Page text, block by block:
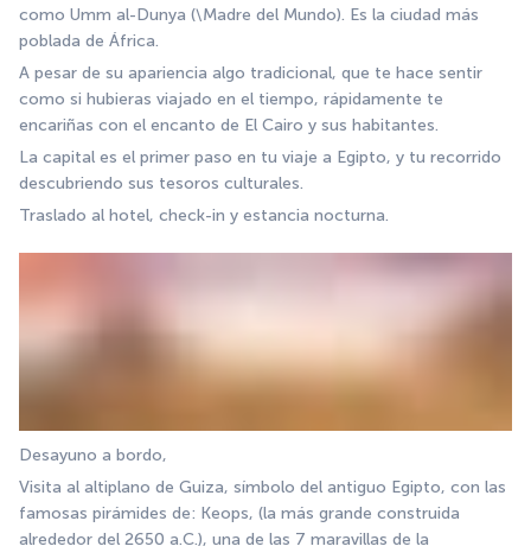
como Umm al-Dunya (\Madre del Mundo). Es la ciudad más
poblada de África.
A pesar de su apariencia algo tradicional, que te hace sentir
como si hubieras viajado en el tiempo, rápidamente te
encariñas con el encanto de El Cairo y sus habitantes.
La capital es el primer paso en tu viaje a Egipto, y tu recorrido
descubriendo sus tesoros culturales.
Traslado al hotel, check-in y estancia nocturna.
Desayuno a bordo,
Visita al altiplano de Guiza, símbolo del antiguo Egipto, con las
famosas pirámides de: Keops, (la más grande construida
alrededor del 2650 a.C.), una de las 7 maravillas de la